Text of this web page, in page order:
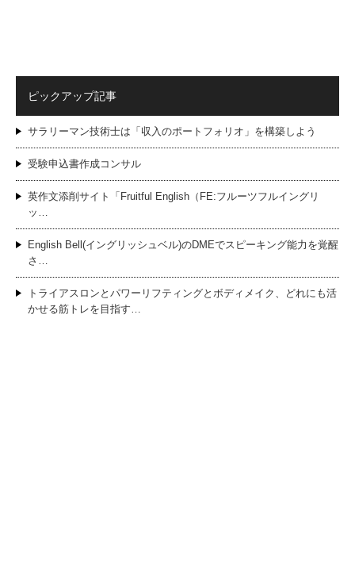
ピックアップ記事
サラリーマン技術士は「収入のポートフォリオ」を構築しよう
受験申込書作成コンサル
英作文添削サイト「Fruitful English（FE:フルーツフルイングリ
ッ…
English Bell(イングリッシュベル)のDMEでスピーキング能力を覚醒
さ…
トライアスロンとパワーリフティングとボディメイク、どれにも活
かせる筋トレを目指す…